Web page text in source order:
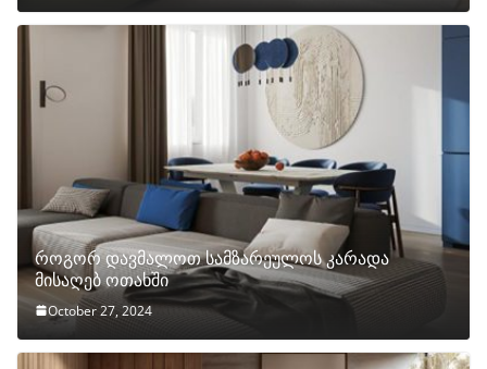
როგორ დავმალოთ სამზარეულოს კარადა
მისაღებ ოთახში
October 27, 2024